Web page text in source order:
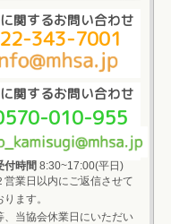
に関するお問い合わせ
343-7001
に関するお問い合わせ
010-955
付時間 8:30~17:00(平日)
業日以内にご返信させて
ます。
当協会休業日にいただい